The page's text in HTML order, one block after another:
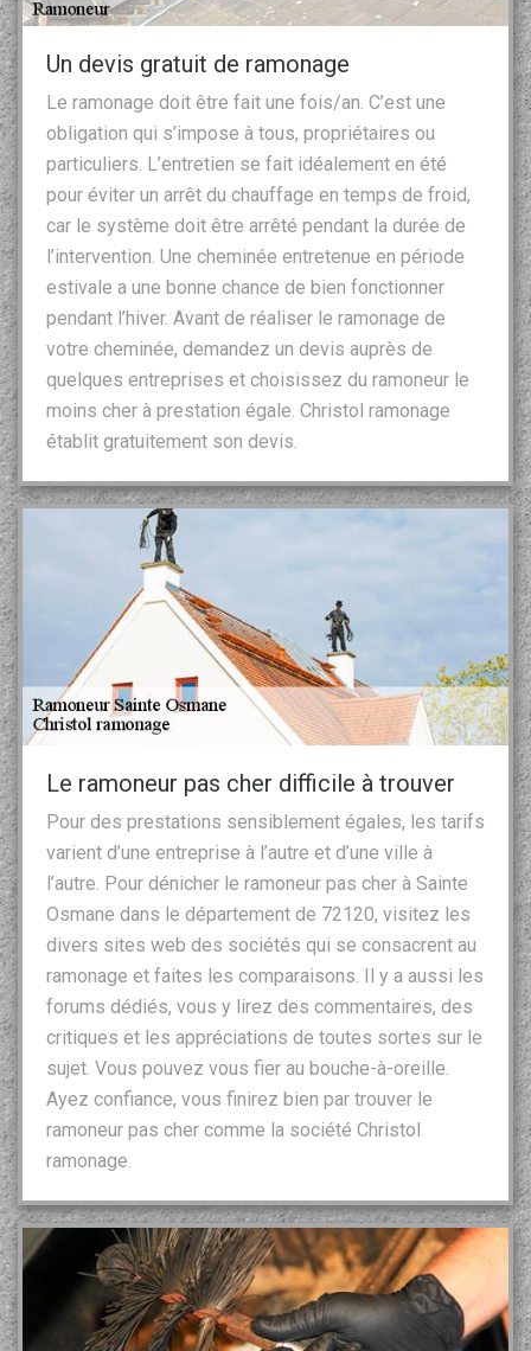
Un devis gratuit de ramonage
Le ramonage doit être fait une fois/an. C’est une
obligation qui s’impose à tous, propriétaires ou
particuliers. L’entretien se fait idéalement en été
pour éviter un arrêt du chauffage en temps de froid,
car le système doit être arrêté pendant la durée de
l’intervention. Une cheminée entretenue en période
estivale a une bonne chance de bien fonctionner
pendant l’hiver. Avant de réaliser le ramonage de
votre cheminée, demandez un devis auprès de
quelques entreprises et choisissez du ramoneur le
moins cher à prestation égale. Christol ramonage
établit gratuitement son devis.
Le ramoneur pas cher difficile à trouver
Pour des prestations sensiblement égales, les tarifs
varient d’une entreprise à l’autre et d’une ville à
l’autre. Pour dénicher le ramoneur pas cher à Sainte
Osmane dans le département de 72120, visitez les
divers sites web des sociétés qui se consacrent au
ramonage et faites les comparaisons. Il y a aussi les
forums dédiés, vous y lirez des commentaires, des
critiques et les appréciations de toutes sortes sur le
sujet. Vous pouvez vous fier au bouche-à-oreille.
Ayez confiance, vous finirez bien par trouver le
ramoneur pas cher comme la société Christol
ramonage.